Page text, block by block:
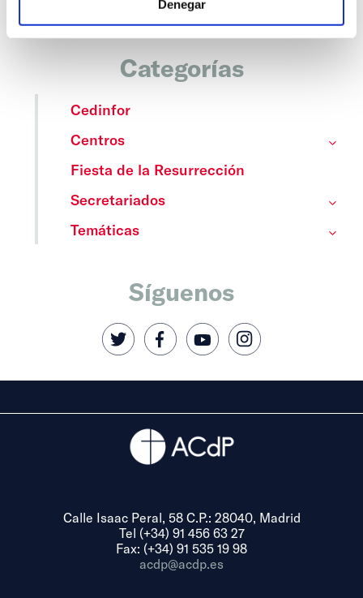
Denegar
Categorías
Cedinfor
Centros
Fiesta de la Resurrección
Secretariados
Temáticas
Síguenos
Calle Isaac Peral, 58 C.P.: 28040, Madrid
Tel (+34) 91 456 63 27
Fax: (+34) 91 535 19 98
acdp@acdp.es